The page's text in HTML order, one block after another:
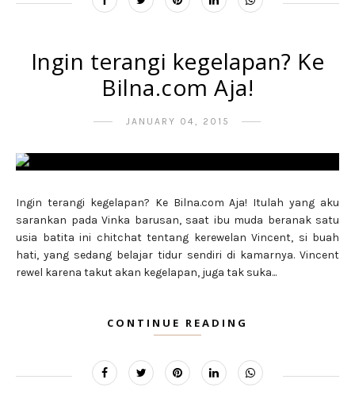
Ingin terangi kegelapan? Ke
Bilna.com Aja!
JANUARY 04, 2015
Ingin terangi kegelapan? Ke Bilna.com Aja! Itulah yang aku
sarankan pada Vinka barusan, saat ibu muda beranak satu
usia batita ini chitchat tentang kerewelan Vincent, si buah
hati, yang sedang belajar tidur sendiri di kamarnya. Vincent
rewel karena takut akan kegelapan, juga tak suka...
CONTINUE READING